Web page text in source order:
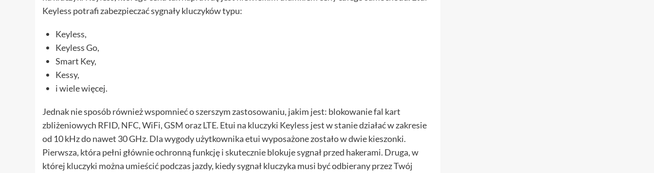
Keyless potrafi zabezpieczać sygnały kluczyków typu:
Keyless,
Keyless Go,
Smart Key,
Kessy,
i wiele więcej.
Jednak nie sposób również wspomnieć o szerszym zastosowaniu, jakim jest: blokowanie fal kart
zbliżeniowych RFID, NFC, WiFi, GSM oraz LTE. Etui na kluczyki Keyless jest w stanie działać w zakresie
od 10 kHz do nawet 30 GHz. Dla wygody użytkownika etui wyposażone zostało w dwie kieszonki.
Pierwsza, która pełni głównie ochronną funkcję i skutecznie blokuje sygnał przed hakerami. Druga, w
której kluczyki można umieścić podczas jazdy, kiedy sygnał kluczyka musi być odbierany przez Twój